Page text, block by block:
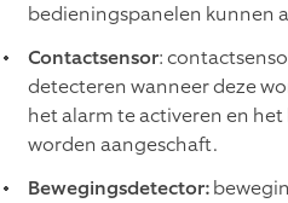
bedieningspanelen kunnen
Contactsensor:
detecteren wanneer deze
het alarm te activeren en
worden aangeschaft.
Bewegingsdetector: